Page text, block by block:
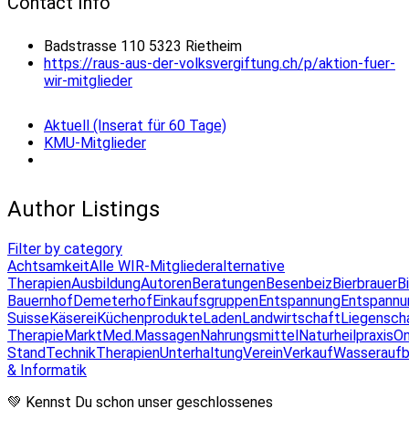
Badstrasse 110 5323 Rietheim
https://raus-aus-der-volksvergiftung.ch/p/aktion-fuer-
wir-mitglieder
Aktuell (Inserat für 60 Tage)
KMU-Mitglieder
Author Listings
Filter by category
AchtsamkeitAlle WIR-Mitgliederalternative
TherapienAusbildungAutorenBeratungenBesenbeizBierbrauer
BauernhofDemeterhofEinkaufsgruppenEntspannung
SuisseKäsereiKüchenprodukteLadenLandwirtschaft
TherapieMarktMed.MassagenNahrungsmittelNaturheilpraxis
StandTechnikTherapienUnterhaltungVereinVerkauf
& Informatik
💚 Kennst Du schon unser geschlossenes